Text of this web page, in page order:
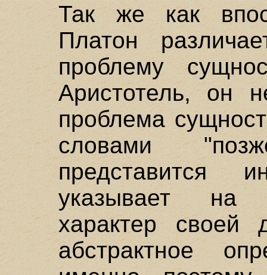
Так же как
Платон
проблему
Аристотель, он
проблема
словами
представится
указывает на
характер своей
абстрактное